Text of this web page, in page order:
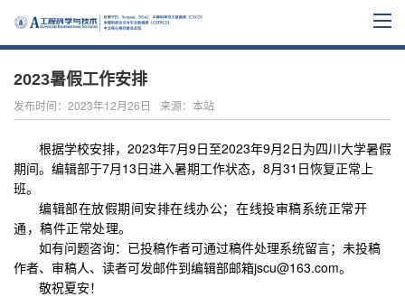
2023暑假工作安排
发布时间：2023年12月26日 来源：本站
根据学校安排，2023年7月9日至2023年9月2日为四川大学暑假
期间。编辑部于7月13日进入暑期工作状态，8月31日恢复正常上
班。
编辑部在放假期间安排在线办公；在线投审稿系统正常开
通，稿件正常处理。
如有问题咨询：已投稿作者可通过稿件处理系统留言；未投稿
作者、审稿人、读者可发邮件到编辑部邮箱jscu@163.com。
敬祝夏安！